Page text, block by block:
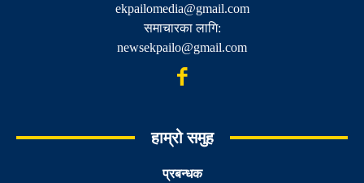
ekpailomedia@gmail.com
समाचारका लागि:
newsekpailo@gmail.com
हाम्रो समुह
प्रबन्धक